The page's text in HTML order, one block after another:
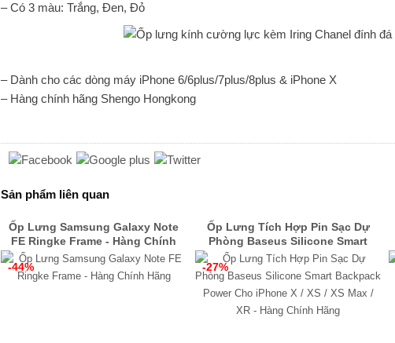
– Có 3 màu: Trắng, Đen, Đỏ
– Dành cho các dòng máy iPhone 6/6plus/7plus/8plus & iPhone X
– Hàng chính hãng Shengo Hongkong
Sản phẩm liên quan
Ốp Lưng Samsung Galaxy Note
FE Ringke Frame - Hàng Chính
Hãng
-44%
Ốp Lưng Tích Hợp Pin Sạc Dự
Phòng Baseus Silicone Smart
Backpack Power Cho iPhone X /
XS / XS Max / XR - Hàng Chính
Hãng
-27%